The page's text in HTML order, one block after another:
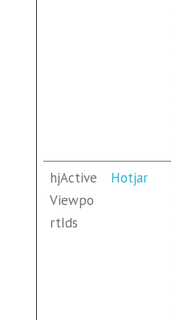
hjActive
Viewpo
rtIds
Hotjar